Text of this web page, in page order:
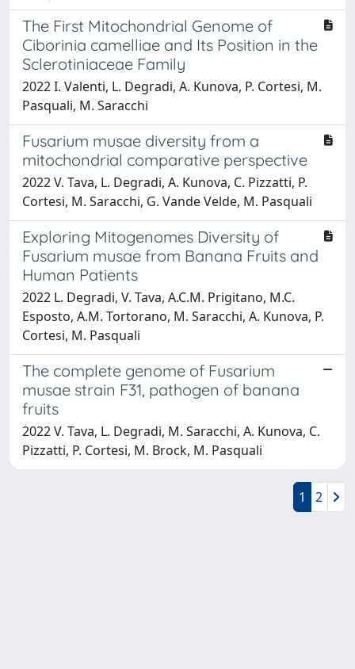
The First Mitochondrial Genome of
Ciborinia camelliae and Its Position in the
Sclerotiniaceae Family
2022 I. Valenti, L. Degradi, A. Kunova, P. Cortesi, M.
Pasquali, M. Saracchi
Fusarium musae diversity from a
mitochondrial comparative perspective
2022 V. Tava, L. Degradi, A. Kunova, C. Pizzatti, P.
Cortesi, M. Saracchi, G. Vande Velde, M. Pasquali
Exploring Mitogenomes Diversity of
Fusarium musae from Banana Fruits and
Human Patients
2022 L. Degradi, V. Tava, A.C.M. Prigitano, M.C.
Esposto, A.M. Tortorano, M. Saracchi, A. Kunova, P.
Cortesi, M. Pasquali
The complete genome of Fusarium
musae strain F31, pathogen of banana
fruits
2022 V. Tava, L. Degradi, M. Saracchi, A. Kunova, C.
Pizzatti, P. Cortesi, M. Brock, M. Pasquali
1 2